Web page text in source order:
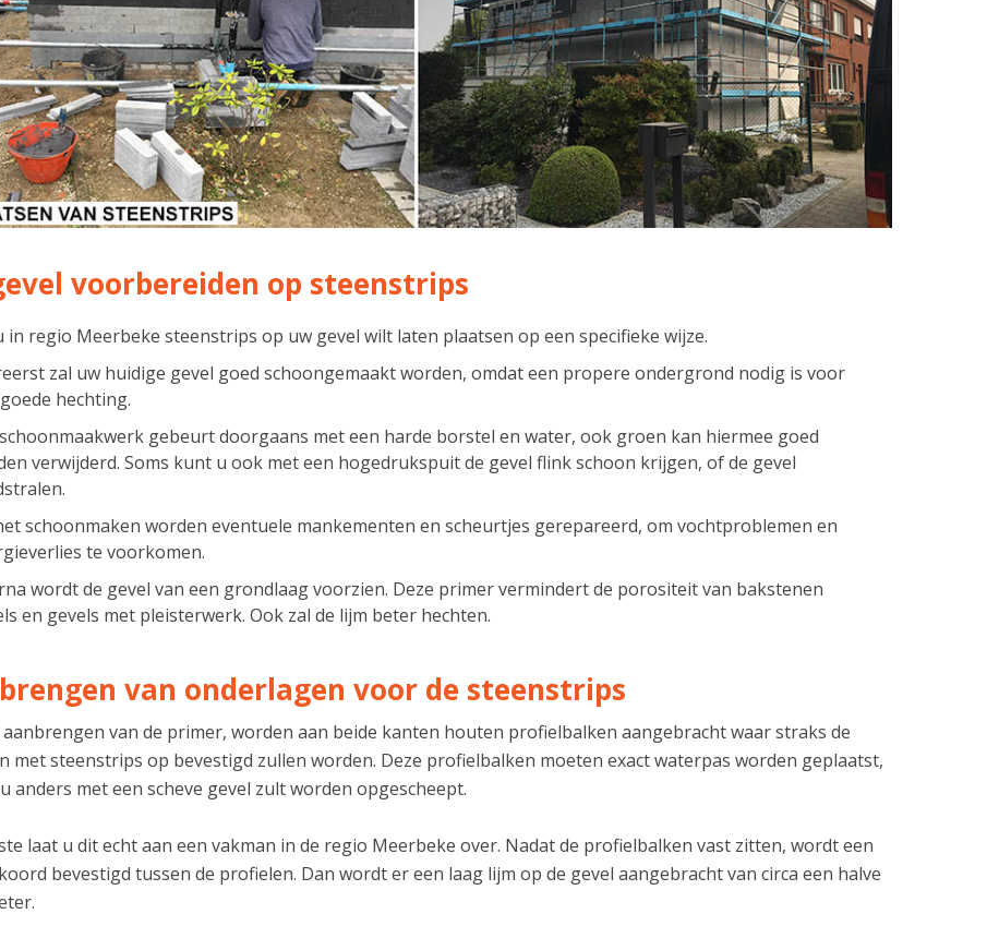
voorbereiden op steenstrips
in regio Meerbeke steenstrips op uw gevel wilt laten plaatsen op een specifieke wijze.
zal uw huidige gevel goed schoongemaakt worden, omdat een propere ondergrond nodig is voor
hechting.
gebeurt doorgaans met een harde borstel en water, ook groen kan hiermee goed
verwijderd. Soms kunt u ook met een hogedrukspuit de gevel flink schoon krijgen, of de gevel
schoonmaken worden eventuele mankementen en scheurtjes gerepareerd, om vochtproblemen en
te voorkomen.
wordt de gevel van een grondlaag voorzien. Deze primer vermindert de porositeit van bakstenen
en gevels met pleisterwerk. Ook zal de lijm beter hechten.
van onderlagen voor de steenstrips
van de primer, worden aan beide kanten houten profielbalken aangebracht waar straks de
met steenstrips op bevestigd zullen worden. Deze profielbalken moeten exact waterpas worden geplaatst,
anders met een scheve gevel zult worden opgescheept.
laat u dit echt aan een vakman in de regio Meerbeke over. Nadat de profielbalken vast zitten, wordt een
bevestigd tussen de profielen. Dan wordt er een laag lijm op de gevel aangebracht van circa een halve